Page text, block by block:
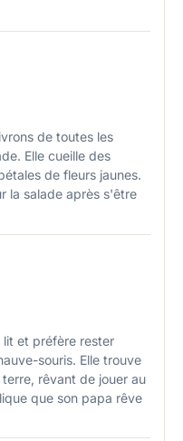
de toutes les
Elle cueille des
de fleurs jaunes.
la salade après s'être
lit et préfère rester
souris. Elle trouve
rêvant de jouer au
que son papa rêve